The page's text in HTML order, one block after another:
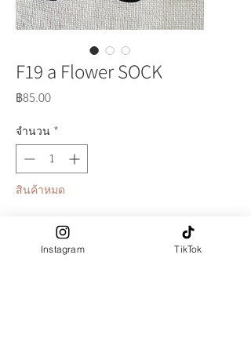
F19 a Flower SOCK
฿85.00ราคา
จำนวน *
สินค้าหมด
แจ้งเตือนเมื่อมีสินค้า
Instagram TikTok